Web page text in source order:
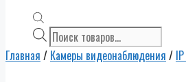
Поиск
товаров
Главная / Камеры видеонаблюдения /